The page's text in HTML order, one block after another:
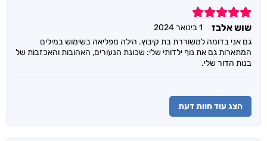
5
שוש אלבז
1 בינואר 2024
גם אני בדומה למשוררת בת קיבוץ. הילה מפליאה בשימוש במילים
המתארות גם את נוף ילדותי שלי: שכונת הנעורים, האהובות והאכזבות של
בנות הדור שלי.
הצג עוד חוות דעת